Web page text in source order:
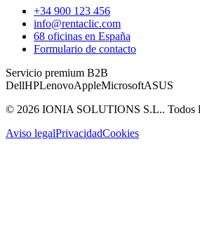
+34 900 123 456
info@rentaclic.com
68 oficinas en España
Formulario de contacto
Servicio premium B2B
DellHPLenovoAppleMicrosoftASUS
© 2026 IONIA SOLUTIONS S.L.. Todos
Aviso legalPrivacidadCookies